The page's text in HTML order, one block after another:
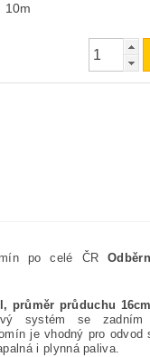
10m
po celé ČR
průměr průduchu
systém se zadním
je vhodný pro odvod
i plynná paliva.